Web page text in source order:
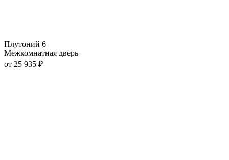
Плутоний 6
Межкомнатная дверь
от 25 935 ₽